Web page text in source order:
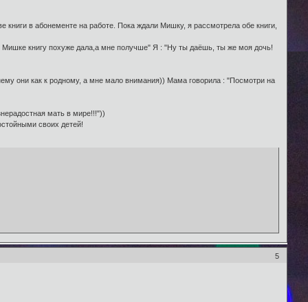
в абонементе на работе. Пока ждали Мишку, я рассмотрела обе книги,
книгу похуже дала,а мне получше" Я : "Ну ты даёшь, ты же моя дочь!
они как к родному, а мне мало внимания)) Мама говорила : "Посмотри на
мать в мире!!!"))
своих детей!
5